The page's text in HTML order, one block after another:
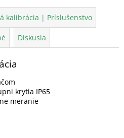
kalibrácia | Príslušenstvo
Diskusia
krytia IP65
meranie